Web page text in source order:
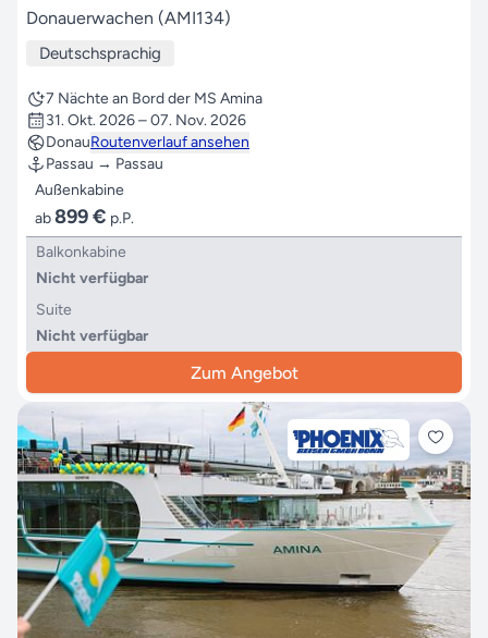
Donauerwachen (AMI134)
Deutschsprachig
7 Nächte an Bord der MS Amina
31. Okt. 2026 – 07. Nov. 2026
DonauRoutenverlauf ansehen
Passau → Passau
Außenkabine
ab899 € p.P.
Balkonkabine
Nicht verfügbar
Suite
Nicht verfügbar
Zum Angebot